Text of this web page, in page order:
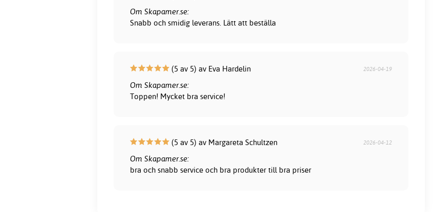
Om Skapamer.se:
Snabb och smidig leverans. Lätt att beställa
(5 av 5) av Eva Hardelin 2026-04-19
Om Skapamer.se:
Toppen! Mycket bra service!
(5 av 5) av Margareta Schultzen 2026-04-12
Om Skapamer.se:
bra och snabb service och bra produkter till bra priser